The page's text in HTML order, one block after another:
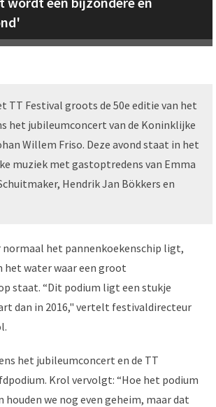
TT Festival groots de 50e editie van het
het jubileumconcert van de Koninklijke
Willem Friso. Deze avond staat in het
muziek met gastoptredens van Emma
Hendrik Jan Bökkers en
normaal het pannenkoekenschip ligt,
het water waar een groot
staat. “Dit podium ligt een stukje
dan in 2016," vertelt festivaldirecteur
het jubileumconcert en de TT
Krol vervolgt: “Hoe het podium
we nog even geheim, maar dat